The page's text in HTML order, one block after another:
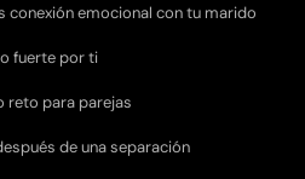
conexión emocional con tu marido
fuerte por ti
reto para parejas
de una separación